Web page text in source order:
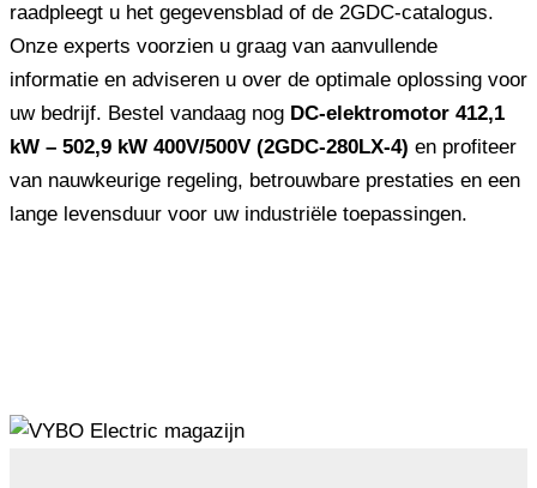
raadpleegt u het gegevensblad of de 2GDC-catalogus.
Onze experts voorzien u graag van aanvullende
informatie en adviseren u over de optimale oplossing voor
uw bedrijf. Bestel vandaag nog DC-elektromotor 412,1
kW – 502,9 kW 400V/500V (2GDC-280LX-4) en profiteer
van nauwkeurige regeling, betrouwbare prestaties en een
lange levensduur voor uw industriële toepassingen.